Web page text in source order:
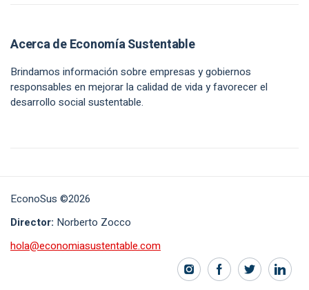
Acerca de Economía Sustentable
Brindamos información sobre empresas y gobiernos
responsables en mejorar la calidad de vida y favorecer el
desarrollo social sustentable.
EconoSus ©2026
Director: Norberto Zocco
hola@economiasustentable.com